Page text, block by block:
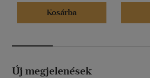
Kosárba
Új megjelenések